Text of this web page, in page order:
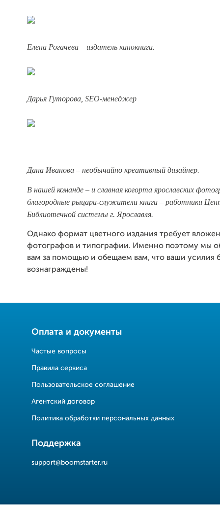
Елена Рогачева – издатель кинокниги.
Дарья Гуторова, SEO-менеджер
Дана Иванова – необычайно креативный дизайнер.
В нашей команде – и славная когорта ярославских
благородные рыцари-служители книги – работники
Библиотечной системы г. Ярославля.
Однако формат цветного издания требует
фотографов и типографии. Именно поэтому мы
вам за помощью и обещаем вам, что ваши усилия
вознаграждены!
Оплата и документы
Частые вопросы
Правила сервиса
Пользовательское соглашение
Агентский договор
Политика обработки персональных данных
Поддержка
support@boomstarter.ru